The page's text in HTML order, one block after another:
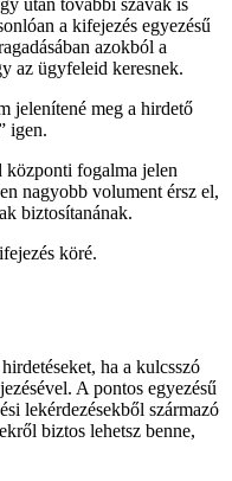
a kifejezés egyezésű
azokból a
az ügyfeleid keresnek.
jelenítené meg a hirdető
igen.
központi fogalma jelen
nagyobb volument érsz el,
biztosítanának.
köré.
ha a kulcsszó
A pontos egyezésű
lekérdezésekből származó
biztos lehetsz benne,